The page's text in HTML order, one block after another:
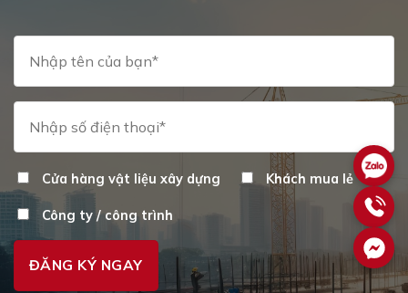
Cửa hàng vật liệu xây dựng Khách mua lẻ
Công ty / công trình